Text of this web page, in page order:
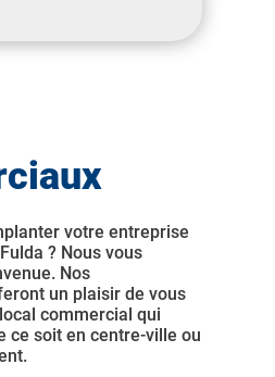
votre entreprise
? Nous vous
Nos
un plaisir de vous
commercial qui
ce soit en centre-ville ou